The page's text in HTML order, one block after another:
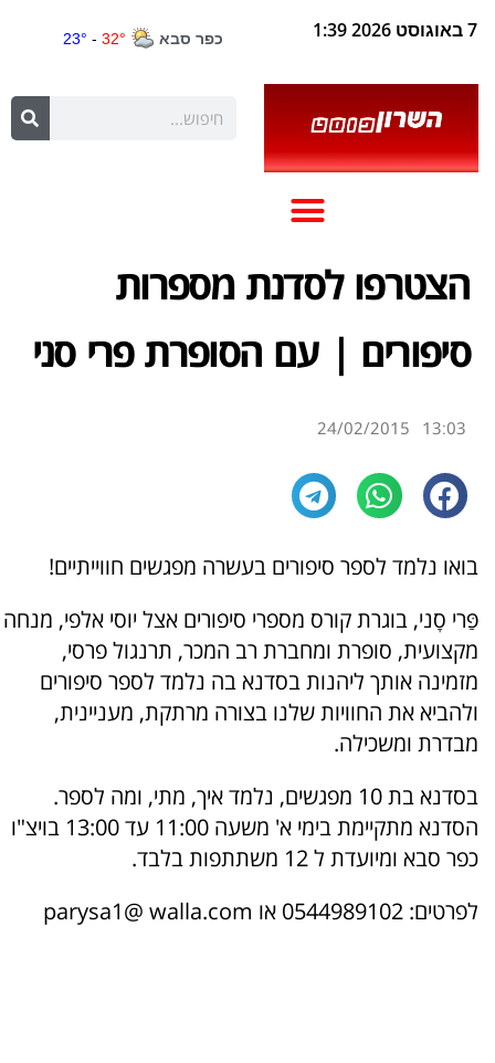
7 באוגוסט 2026 1:39
הצטרפו לסדנת מספרות
סיפורים | עם הסופרת פרי סני
13:03
24/02/2015
בואו נלמד לספר סיפורים בעשרה מפגשים חווייתיים!
פַּרי סָני, בוגרת קורס מספרי סיפורים אצל יוסי אלפי, מנחה
מקצועית, סופרת ומחברת רב המכר, תרנגול פרסי,
מזמינה אותך ליהנות בסדנא בה נלמד לספר סיפורים
ולהביא את החוויות שלנו בצורה מרתקת, מעניינית,
מבדרת ומשכילה.
בסדנא בת 10 מפגשים, נלמד איך, מתי, ומה לספר.
הסדנא מתקיימת בימי א' משעה 11:00 עד 13:00 בויצ"ו
כפר סבא ומיועדת ל 12 משתתפות בלבד.
לפרטים: 0544989102 או parysa1@ walla.com